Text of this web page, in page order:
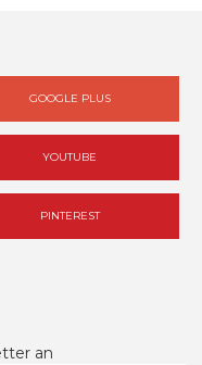
GOOGLE PLUS
YOUTUBE
PINTEREST
an